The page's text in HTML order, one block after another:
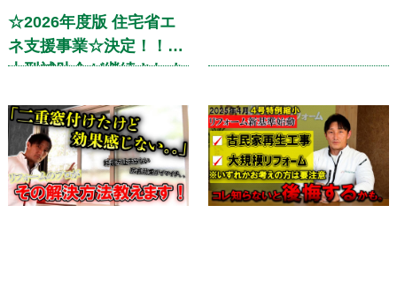
☆2026年度版 住宅省エ
ネ支援事業☆決定！！超
大型補助金が継続されま